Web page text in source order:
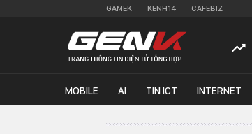
GAMEK KENH14 CAFEBIZ
MOBILE AI TIN ICT INTERNET